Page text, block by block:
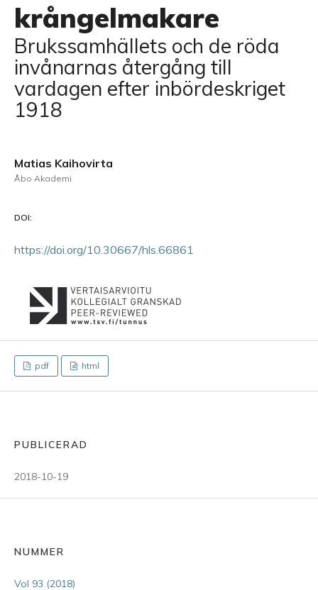
krångelmakare
Brukssamhällets och de röda
invånarnas återgång till
vardagen efter inbördeskriget
1918
Matias Kaihovirta
Åbo Akademi
DOI:
https://doi.org/10.30667/hls.66861
pdf html
PUBLICERAD
2018-10-19
NUMMER
Vol 93 (2018)